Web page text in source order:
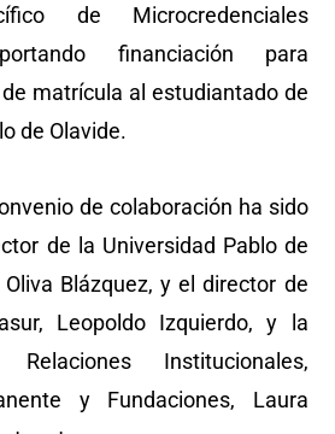
de Microcredenciales
financiación para
matrícula al estudiantado de
de Olavide.
de colaboración ha sido
de la Universidad Pablo de
Blázquez, y el director de
Leopoldo Izquierdo, y la
Institucionales,
y Fundaciones, Laura